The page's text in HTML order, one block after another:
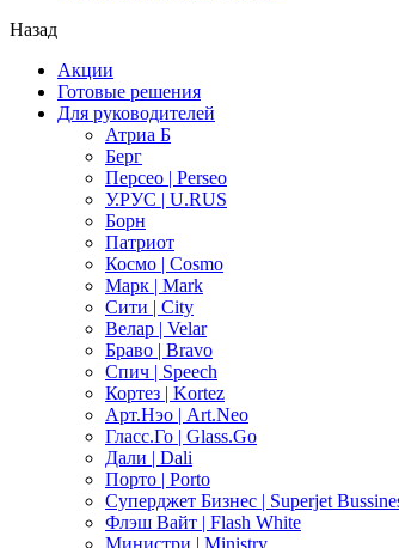
Назад
Акции
Готовые решения
Для руководителей
Атриа Б
Берг
Персео | Perseo
У.РУС | U.RUS
Борн
Патриот
Космо | Cosmo
Марк | Mark
Сити | City
Велар | Velar
Браво | Bravo
Спич | Speech
Кортез | Kortez
Арт.Нэо | Art.Neo
Гласс.Го | Glass.Go
Дали | Dali
Порто | Porto
Суперджет Бизнес | Superjet
Флэш Вайт | Flash White
Министри | Ministry